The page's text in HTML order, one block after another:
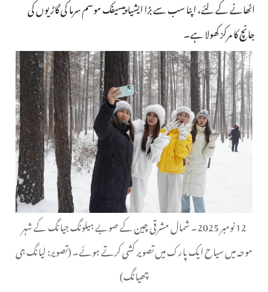
اٹھانے کے لئے، اپنا سب سے بڑا ایشیا پیسیفک موسم سرما کی گاڑیوں کی
جانچ کا مرکز کھولا ہے۔
12 نومبر 2025۔ شمال مشرقی چین کے صوبے ہیلونگ جیانگ کے شہر
موحہ میں سیاح ایک پارک میں تصویر کشی کرتے ہوئے۔ (تصویر: لیانگ جی
چھیانگ)